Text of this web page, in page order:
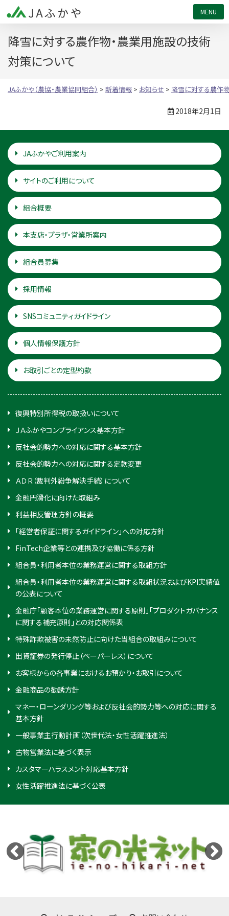
降雪に対する農作物・農業用施設の技術
対策について
JAふかや（農協・農業協同組合） > 新着情報 > お知らせ > 降雪に対する農作
2018年2月1日
JAふかやご利用案内
サイトのご利用について
組合概要
本支店・プラザ・営業所案内
組合員募集
採用情報
SNSコミュニティガイドライン
個人情報保護方針
お取引ごとの定型約款
復興特別所得税の取扱いについて
ＪＡふかやコンプライアンス基本方針
反社会的勢力への対応に関する基本方針
反社会的勢力への対応に関する定款変更
ＡＤＲ（裁判外紛争解決手続）について
金融円滑化に向けた取組み
利益相反管理方針の概要
「経営者保証に関するガイドライン」への対応方針
FinTech企業等との連携及び協働に係る方針
組合員・利用者本位の業務運営に関する取組方針
組合員・利用者本位の業務運営に関する取組状況およびKPI実績値
の公表について
金融庁「顧客本位の業務運営に関する原則」「プロダクトガバナンス
に関する補充原則」との対応関係表
特殊詐欺被害の未然防止に向けた当組合の取組みについて
出資証券の発行停止（ペーパーレス）について
お客様からの各事業におけるお預かり・お取引について
金融商品の勧誘方針
マネー・ローンダリング等および反社会的勢力等への対応に関する
基本方針
一般事業主行動計画（次世代法・女性活躍推進法）
古物営業法に基づく表示
カスタマーハラスメント対応基本方針
女性活躍推進法に基づく公表